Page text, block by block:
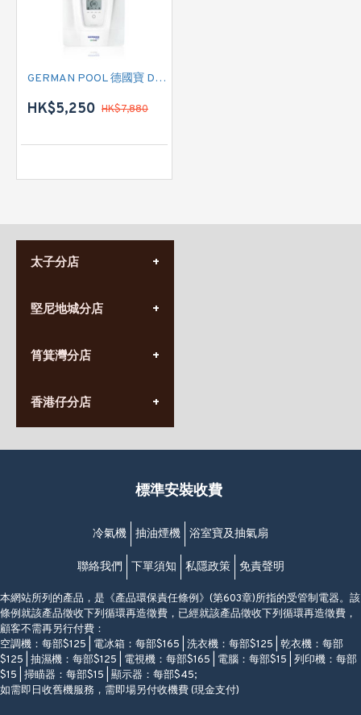
GERMAN POOL 德國寶 DEN 即熱式電熱水爐
HK$5,250 HK$7,880
太子分店
營業時間:
九龍太子太子道西141號
堅尼地城分店
營業時間:
香港堅尼地城卑路乍街
(堅尼地城地鐵站B出口)
筲箕灣分店
營業時間:
(10:00am-20:30pm)
香港仔分店
營業時間:
香港香港仔成都道20-28號
(黃竹坑地鐵站轉4M專線小巴)
標準安裝收費
冷氣機 抽油煙機 浴室寶及抽氣扇
聯絡我們 下單須知 私隱政策 免責聲明
本網站所列的產品，是《產品環保責任條例》(第603章)所指的受管制電器。該
條例就該產品徵收下列循環再造徵費，已經就該產品徵收下列循環再造徵費，
顧客不需再另行付費：
空調機：每部$125 | 電冰箱：每部$165 | 洗衣機：每部$125 | 乾衣機：每部
$125 | 抽濕機：每部$125 | 電視機：每部$165 | 電腦：每部$15 | 列印機：每部
$15 | 掃瞄器：每部$15 | 顯示器：每部$45;
如需即日收舊機服務，需即場另付收機費 (現金支付)